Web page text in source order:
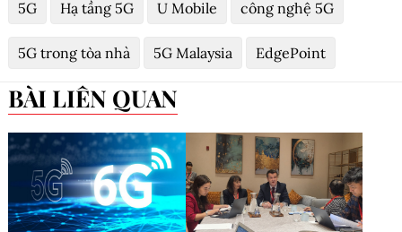
5G Hạ tầng 5G U Mobile công nghệ 5G
5G trong tòa nhà 5G Malaysia EdgePoint
BÀI LIÊN QUAN